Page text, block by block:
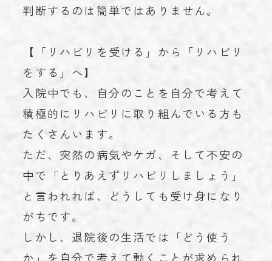
判断するのは簡単ではありません。
【「リハビリを受ける」から「リハビリ
をする」へ】
入院中でも、自分のことを自分で考えて
積極的にリハビリに取り組んでいる方も
たくさんいます。
ただ、突然の病気やケガ、そして不安の
中で「とりあえずリハビリしましょう」
と言われれば、どうしても受け身になり
がちです。
しかし、退院後の生活では「どう使う